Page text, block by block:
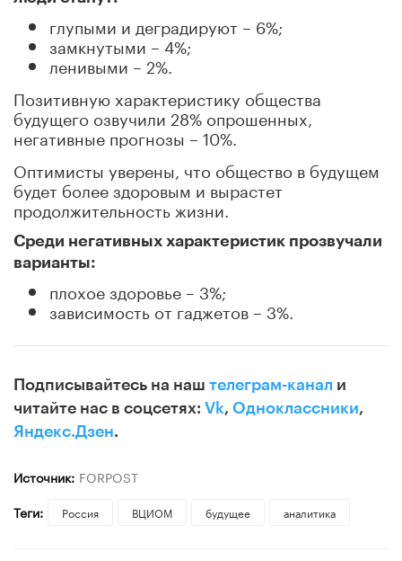
глупыми и деградируют – 6%;
замкнутыми – 4%;
ленивыми – 2%.
Позитивную характеристику общества
будущего озвучили 28% опрошенных,
негативные прогнозы – 10%.
Оптимисты уверены, что общество в будущем
будет более здоровым и вырастет
продолжительность жизни.
Среди негативных характеристик прозвучали
варианты:
плохое здоровье – 3%;
зависимость от гаджетов – 3%.
Подписывайтесь на наш телеграм-канал и
читайте нас в соцсетях: Vk, Одноклассники,
Яндекс.Дзен.
Источник: FORPOST
Теги:
Россия ВЦИОМ будущее аналитика